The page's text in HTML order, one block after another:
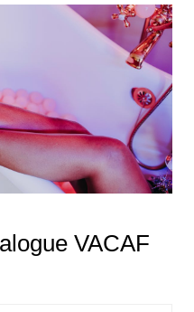
VACAF